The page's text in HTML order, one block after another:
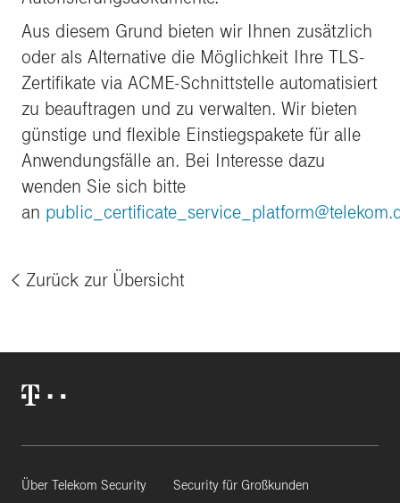
Aus diesem Grund bieten wir Ihnen zusätzlich
oder als Alternative die Möglichkeit Ihre TLS-
Zertifikate via ACME-Schnittstelle automatisiert
zu beauftragen und zu verwalten. Wir bieten
günstige und flexible Einstiegspakete für alle
Anwendungsfälle an. Bei Interesse dazu
wenden Sie sich bitte
an
% Zurück zur Übersicht
Über Telekom Security Security für Großkunden